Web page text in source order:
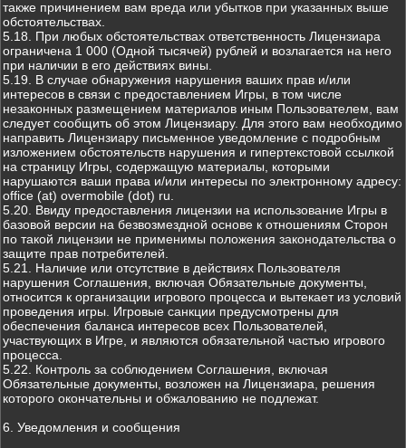
также причинением вам вреда или убытков при указанных выше
обстоятельствах.
5.18. При любых обстоятельствах ответственность Лицензиара
ограничена 1 000 (Одной тысячей) рублей и возлагается на него
при наличии в его действиях вины.
5.19. В случае обнаружения нарушения ваших прав и/или
интересов в связи с предоставлением Игры, в том числе
незаконных размещением материалов иным Пользователем, вам
следует сообщить об этом Лицензиару. Для этого вам необходимо
направить Лицензиару письменное уведомление с подробным
изложением обстоятельств нарушения и гипертекстовой ссылкой
на страницу Игры, содержащую материалы, которыми
нарушаются ваши права и/или интересы по электронному адресу:
office (at) overmobile (dot) ru.
5.20. Ввиду предоставления лицензии на использование Игры в
базовой версии на безвозмездной основе к отношениям Сторон
по такой лицензии не применимы положения законодательства о
защите прав потребителей.
5.21. Наличие или отсутствие в действиях Пользователя
нарушения Соглашения, включая Обязательные документы,
относится к организации игрового процесса и вытекает из условий
проведения игры. Игровые санкции предусмотрены для
обеспечения баланса интересов всех Пользователей,
участвующих в Игре, и являются обязательной частью игрового
процесса.
5.22. Контроль за соблюдением Соглашения, включая
Обязательные документы, возложен на Лицензиара, решения
которого окончательны и обжалованию не подлежат.
6. Уведомления и сообщения